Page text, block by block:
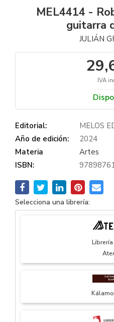
MEL4414 -
guitarra
JULIÁN
IVA
Editorial:
MELOS
Año de edición:
2024
Materia
Artes
ISBN:
Selecciona una librería: